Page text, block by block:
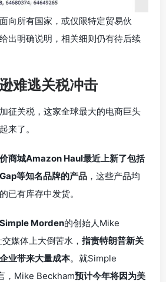
向所有国家，或仅限特定贸易伙
出明确说明，相关细则仍有待后续
难逃关税冲击
征关税，这家全球最大的电商巨头
了。
商城Amazon Haul最近上新了包括
等知名品牌的产品 ，这些产品均
已有库存中发货。
Morden的创始人Mike
媒体上大倒苦水， 指责特朗普新关
业带来大量成本。就Simple
，Mike Beckham预计今年将因为美